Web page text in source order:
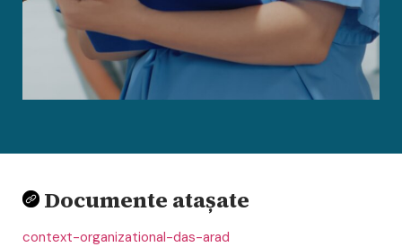
Documente atașate
context-organizational-das-arad